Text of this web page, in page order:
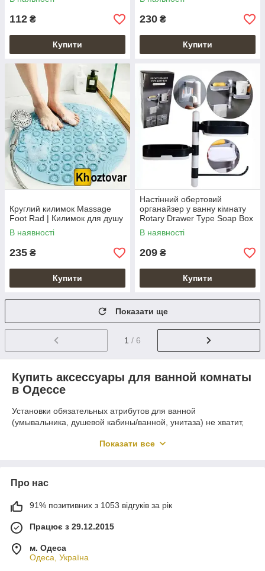
112 ₴
Купити
230 ₴
Купити
Круглий килимок Massage
Foot Rad | Килимок для душу
В наявності
235 ₴
Купити
Настінний обертовий
органайзер у ванну кімнату
Rotary Drawer Type Soap Box
В наявності
209 ₴
Купити
Показати ще
1 / 6
Купить аксессуары для ванной комнаты
в Одессе
Установки обязательных атрибутов для ванной
(умывальника, душевой кабины/ванной, унитаза) не хватит,
пребывания. Есть еще ряд разных элементов, которые очень
помещения
Современные санузлы в квартирах и домах оснащаются
разнообразными мелкими элементами, которые
предназначаются не только для украшения, но и
выполнения своих функций.
В набор для ванной комнаты обычно входят: емкости с
дозаторами, шторки, коврики, зеркала, мыльницы, сушилки
Показати все
Про нас
91% позитивних з 1053 відгуків за рік
Працює з 29.12.2015
м. Одеса
Одеса, Україна